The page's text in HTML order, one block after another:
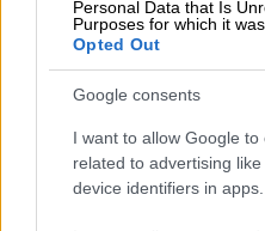
Personal Data that Is
Purposes for which it
Opted Out
Google consents
I want to allow Google to
related to advertising
device identifiers in apps.
το εμπάργκο.
«αποτυχημένο κράτος»
κομμουνισμό
«Δυστυχώς, η Κούβα
κράτος που
Υπάρχουν πολλά